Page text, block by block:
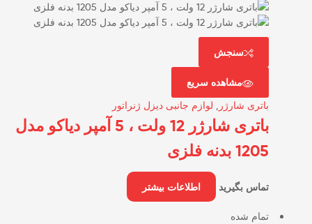
سنجش
مشاهده سریع
باتری شارژر لوازم جانبی دیزل ژنراتور
باتری شارژر 12 ولت ، 5 آمپر دیاکو مدل
1205 بدنه فلزی
تماس بگیرید اطلاعات بیشتر
تمام شده